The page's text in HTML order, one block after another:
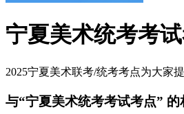
宁夏美术统考考
2025宁夏美术联考/统考考点为大家
与“宁夏美术统考考试考点” 的